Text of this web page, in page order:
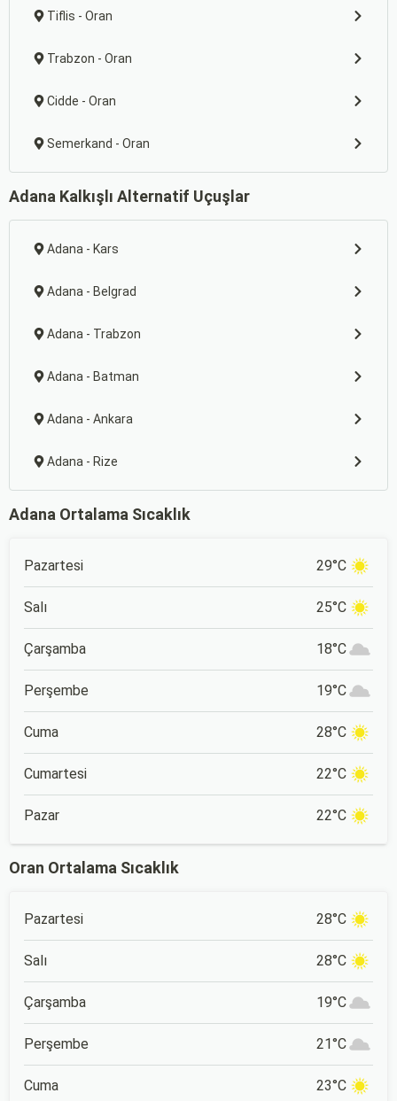
Tiflis - Oran
Trabzon - Oran
Cidde - Oran
Semerkand - Oran
Adana Kalkışlı Alternatif Uçuşlar
Adana - Kars
Adana - Belgrad
Adana - Trabzon
Adana - Batman
Adana - Ankara
Adana - Rize
Adana Ortalama Sıcaklık
Pazartesi 29°C
Salı 25°C
Çarşamba 18°C
Perşembe 19°C
Cuma 28°C
Cumartesi 22°C
Pazar 22°C
Oran Ortalama Sıcaklık
Pazartesi 28°C
Salı 28°C
Çarşamba 19°C
Perşembe 21°C
Cuma 23°C